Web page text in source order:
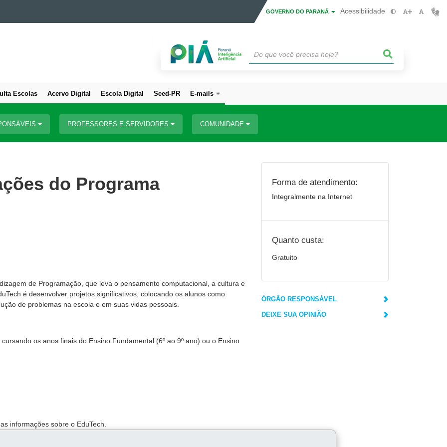
GOVERNO DO PARANÁ Acessibilidade
Escolas Acervo Digital Escola Digital Seed-PR E-mails
PROFESSORES E SERVIDORES COMUNIDADE
do Programa
de Programação, que leva o pensamento computacional, a cultura e
é desenvolver projetos significativos, colocando os alunos como
de problemas na escola e em suas vidas pessoais.
os anos finais do Ensino Fundamental (6º ao 9º ano) ou o Ensino
informações sobre o EduTech.
Forma de atendimento:
Integralmente na Internet
Quanto custa:
Gratuito
ÓRGÃO RESPONSÁVEL
DEIXE SUA OPINIÃO